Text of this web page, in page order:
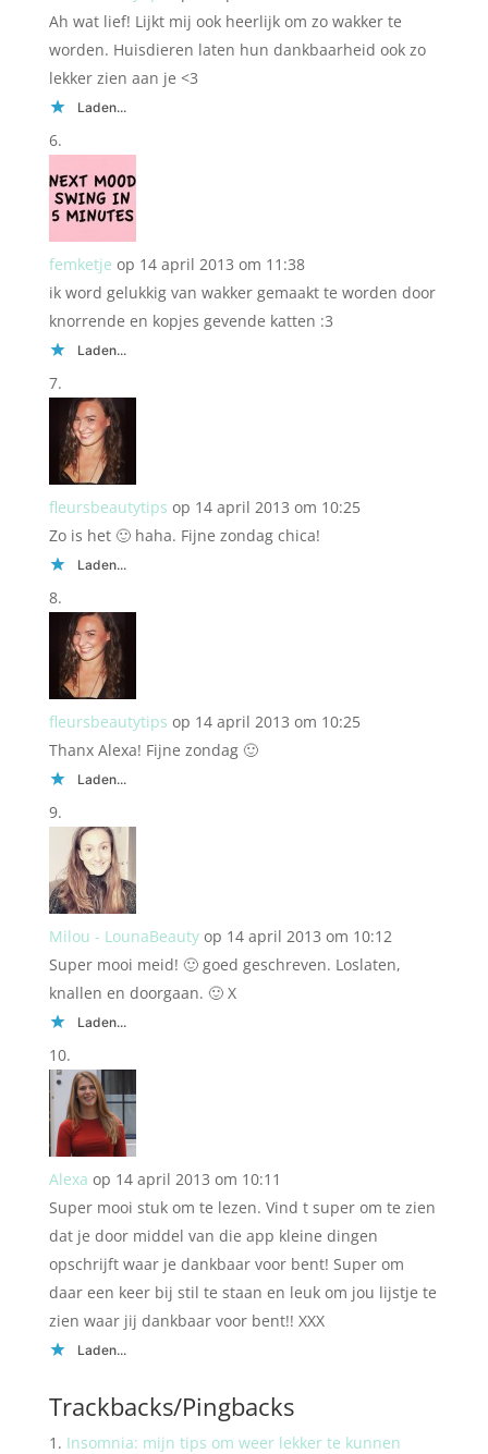
Ah wat lief! Lijkt mij ook heerlijk om zo wakker te
worden. Huisdieren laten hun dankbaarheid ook zo
lekker zien aan je <3
Laden...
femketje op 14 april 2013 om 11:38
ik word gelukkig van wakker gemaakt te worden door
knorrende en kopjes gevende katten :3
Laden...
fleursbeautytips op 14 april 2013 om 10:25
Zo is het 🙂 haha. Fijne zondag chica!
Laden...
fleursbeautytips op 14 april 2013 om 10:25
Thanx Alexa! Fijne zondag 🙂
Laden...
Milou - LounaBeauty op 14 april 2013 om 10:12
Super mooi meid! 🙂 goed geschreven. Loslaten,
knallen en doorgaan. 🙂 X
Laden...
Alexa op 14 april 2013 om 10:11
Super mooi stuk om te lezen. Vind t super om te zien
dat je door middel van die app kleine dingen
opschrijft waar je dankbaar voor bent! Super om
daar een keer bij stil te staan en leuk om jou lijstje te
zien waar jij dankbaar voor bent!! XXX
Laden...
Trackbacks/Pingbacks
Insomnia: mijn tips om weer lekker te kunnen